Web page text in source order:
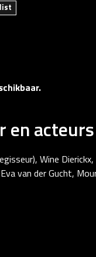
en acteurs
Wine
van der Gucht,